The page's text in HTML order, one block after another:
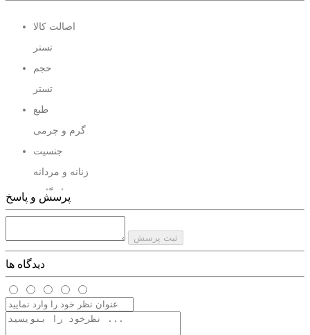
اصالت کالا
تستر
حجم
تستر
طبع
گرم و چرمی
جنسیت
زنانه و مردانه
پخش و ماندگاری
پرسش و پاسخ
ثبت پرسش
دیدگاه ها